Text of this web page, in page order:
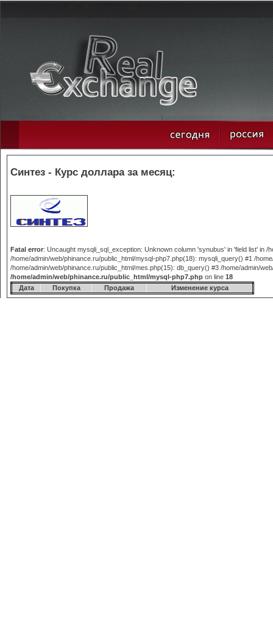
Синтез - Курс доллара за месяц:
Fatal error: Uncaught mysqli_sql_exception: Unknown column 'synubus' in 'field list' in
/home/admin/web/phinance.ru/public_html/mysql-php7.php(18): mysqli_query() #1 /
/home/admin/web/phinance.ru/public_html/mes.php(15): db_query() #3 /home/admin/
/home/admin/web/phinance.ru/public_html/mysql-php7.php on line 18
Дата
Покупка Продажа Изменение курса